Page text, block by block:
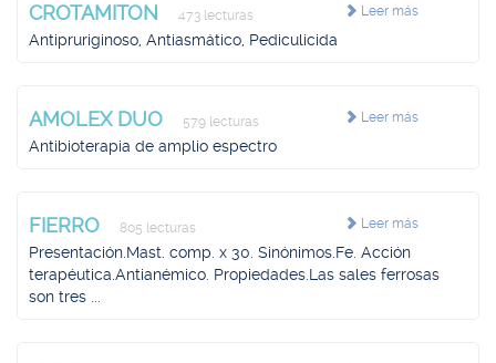
Leer más
CROTAMITON 473 lecturas
Antipruriginoso, Antiasmático, Pediculicida
Leer más
AMOLEX DUO 579 lecturas
Antibioterapia de amplio espectro
Leer más
FIERRO 805 lecturas
Presentación.Mast. comp. x 30. Sinónimos.Fe. Acción
terapéutica.Antianémico. Propiedades.Las sales ferrosas
son tres ...